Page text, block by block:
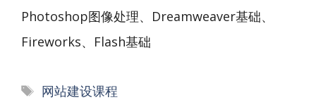
Photoshop图像处理、Dreamweaver基础、
Fireworks、Flash基础
标
网站建设课程